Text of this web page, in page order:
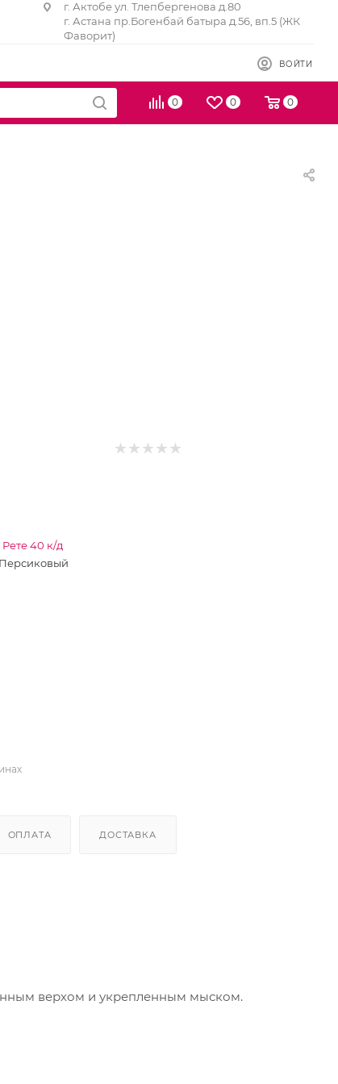
г. Актобе ул. Тлепбергенова д.80
г. Астана пр.Богенбай батыра д.56, вп.5 (ЖК
Фаворит)
ВОЙТИ
0 0 0
40 к/д
ОПЛАТА ДОСТАВКА
верхом и укрепленным мыском.